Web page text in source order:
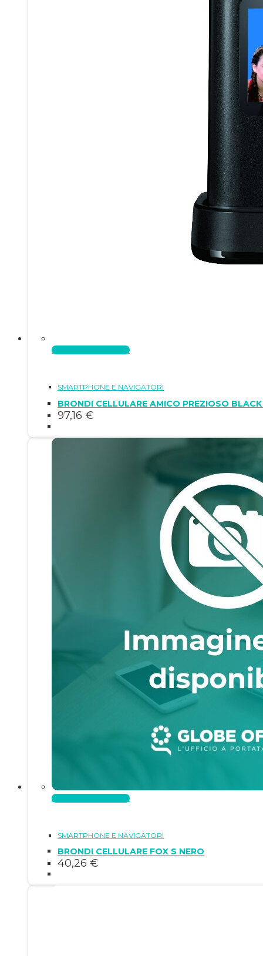
Aggiungi al carrello
SMARTPHONE E NAVIGATORI
BRONDI CELLULARE AMICO PREZIOSO
97,16 €
Aggiungi al carrello
SMARTPHONE E NAVIGATORI
BRONDI CELLULARE FOX S NERO
40,26 €